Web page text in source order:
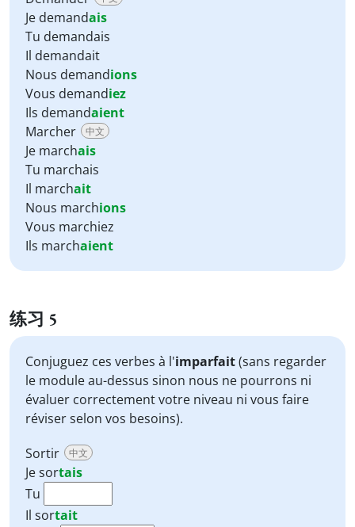
Je demandais
Tu demandais
Il demandait
Nous demandions
Vous demandiez
Ils demandaient
Marcher
中文
Je marchais
Tu marchais
Il marchait
Nous marchions
Vous marchiez
Ils marchaient
练习 5
Conjuguez ces verbes à l'imparfait(sans regarder
le module au-dessus sinon nous ne pourrons ni
évaluer correctement votre niveau ni vous faire
réviser selon vos besoins).
Sortir
中文
Jesortais
Tu
Il sortait